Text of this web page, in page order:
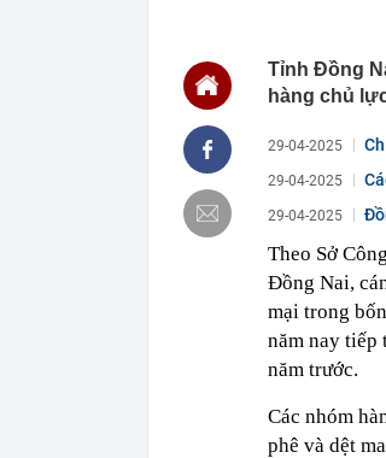
Tỉnh Đồng
hàng chủ
29-04-2025
29-04-2025
29-04-2025
Theo Sở
Đồng Nai,
mại trong
năm nay tiếp
năm trước.
Các nhóm
phê và dệt